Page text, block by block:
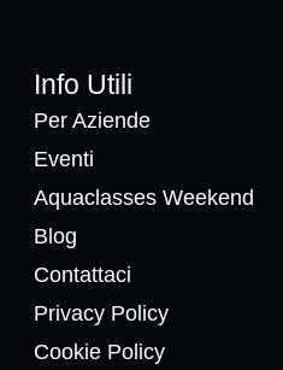
Info Utili
Per Aziende
Eventi
Aquaclasses Weekend
Blog
Contattaci
Privacy Policy
Cookie Policy